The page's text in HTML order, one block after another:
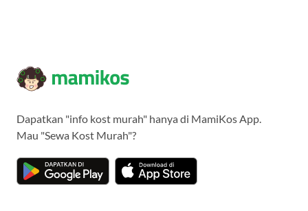
Dapatkan "info kost murah" hanya di MamiKos App.
Mau "Sewa Kost Murah"?